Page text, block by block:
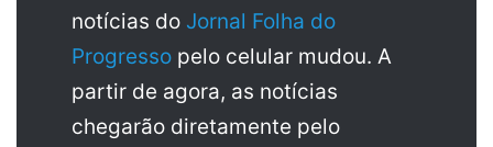
notícias do Jornal Folha do
Progresso pelo celular mudou. A
partir de agora, as notícias
chegarão diretamente pelo